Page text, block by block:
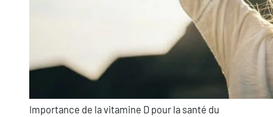
Importance de la vitamine D pour la santé du